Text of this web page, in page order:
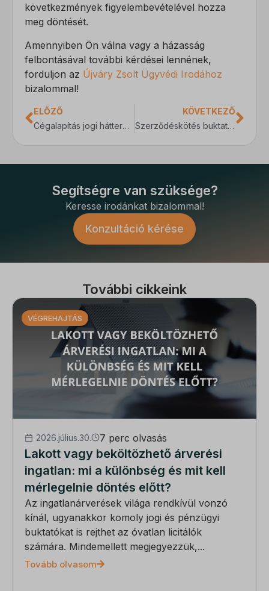
következmények figyelembevételével hozza
meg döntését.
Amennyiben Ön válna vagy a házasság
felbontásával további kérdései lennének,
forduljon az Újváry Zsolt Ügyvédi Irodához
bizalommal!
ELŐZŐ
Cégalapítás jogi háttere – Kezdő vállalkozók gyakori kérdései
KÖVETKEZŐ
Szerződéskötés buktatói – Jogi képviselet fontossága az üzleti életben
Segítségre van szüksége?
Keresse irodánkat bizalommal!
Konzultáció kérése
További cikkeink
VÉGREHAJTÁS
2026.július.30. 7 perc olvasás
Lakott vagy beköltözhető árverési
ingatlan: mi a különbség és mit kell
mérlegelnie döntés előtt?
Az ingatlanárverések világa rendkívül vonzó
kínál, ugyanakkor komoly jogi és pénzügyi
buktatókat is rejthet az óvatlan licitálók
számára. Mindemellett megjegyezzük,...
Tovább olvasom